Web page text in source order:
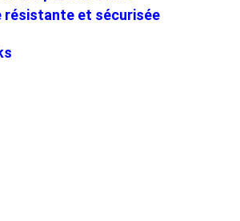
résistante et sécurisée